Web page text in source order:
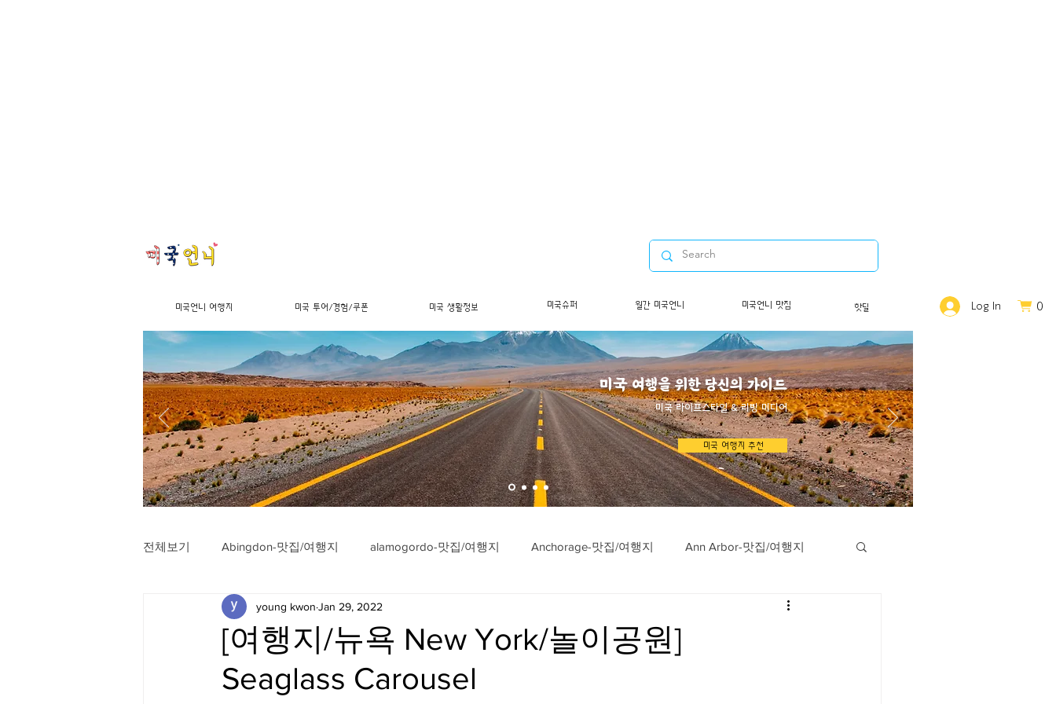
미국 여행을 위한 당신의 가이드
​미국 라이프스타일 & 리빙 미디어
미국 여행지 추천
전체보기 Abingdon-맛집/여행지 alamogordo-맛집/여행지 Anchorage-맛집/여행지 Ann Arbor-맛집/여행지
Arlington-맛집/여행지 Arlington-맛집/여행지 Austin-맛집/여행지
Badlands-맛집/여행지 Baltimore-맛집/여행지 Bar Harbor-맛집/여행지
[여행지/뉴욕 New York/놀이공원]
Seaglass Carousel
young kwon Jan 29, 2022
미국언니 여행지 미국 투어/경험/쿠폰 미국 생활정보 미국슈퍼 월간 미국언니 미국언니 맛집 핫딜 Log In 0